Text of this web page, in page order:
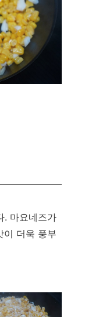
. 마요네즈가
이 더욱 풍부